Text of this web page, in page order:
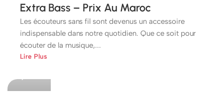
Extra Bass – Prix Au Maroc
Les écouteurs sans fil sont devenus un accessoire
indispensable dans notre quotidien. Que ce soit pour
écouter de la musique,...
Lire Plus